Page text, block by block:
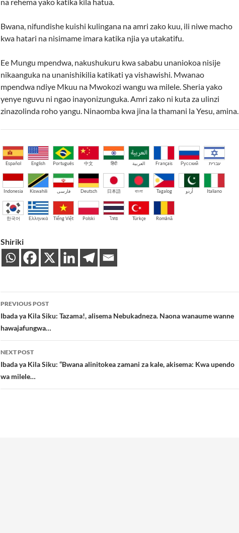
Bwana, nifundishe kuishi kulingana na amri zako kuu, ili niwe macho
kwa hatari na nisimame imara katika njia ya utakatifu.
Ee Mungu mpendwa, nakushukuru kwa sababu unaniokoa nisije
nikaanguka na unanishikilia katikati ya vishawishi. Mwanao
mpendwa ndiye Mkuu na Mwokozi wangu wa milele. Sheria yako
yenye nguvu ni ngao inayonizunguka. Amri zako ni kuta za ulinzi
zinazolinda roho yangu. Ninaomba kwa jina la thamani la Yesu, amina.
Español English Português 中文 हिंदी العربية Français Русский עברית
Indonesia Kiswahili فارسی Deutsch 日本語 বাংলা Tagalog اُردو Italiano
한국어 Ελληνικά Tiếng Việt Polski ไทย Türkçe Română
Shiriki
Post
navigation
PREVIOUS POST
Ibada ya Kila Siku: Tazama!, alisema Nebukadneza. Naona wanaume wanne
hawajafungwa…
NEXT POST
Ibada ya Kila Siku: “Bwana alinitokea zamani za kale, akisema: Kwa upendo
wa milele…